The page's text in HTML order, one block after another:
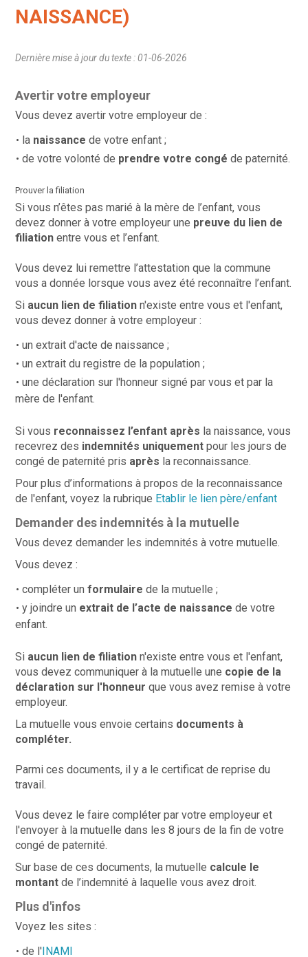
NAISSANCE)
Dernière mise à jour du texte : 01-06-2026
Avertir votre employeur
Vous devez avertir votre employeur de :
la naissance de votre enfant ;
de votre volonté de prendre votre congé de paternité.
Prouver la filiation
Si vous n’êtes pas marié à la mère de l’enfant, vous
devez donner à votre employeur une preuve du lien de
filiation entre vous et l’enfant.
Vous devez lui remettre l’attestation que la commune
vous a donnée lorsque vous avez été reconnaître l’enfant.
Si aucun lien de filiation n'existe entre vous et l'enfant,
vous devez donner à votre employeur :
un extrait d'acte de naissance ;
un extrait du registre de la population ;
une déclaration sur l'honneur signé par vous et par la
mère de l'enfant.
Si vous reconnaissez l’enfant après la naissance, vous
recevrez des indemnités uniquement pour les jours de
congé de paternité pris après la reconnaissance.
Pour plus d’informations à propos de la reconnaissance
de l'enfant, voyez la rubrique Etablir le lien père/enfant
Demander des indemnités à la mutuelle
Vous devez demander les indemnités à votre mutuelle.
Vous devez :
compléter unformulaire de la mutuelle ;
y joindre un extrait de l’acte de naissancede votre
enfant.
Si aucun lien de filiation n'existe entre vous et l'enfant,
vous devez communiquer à la mutuelle une copie de la
déclaration sur l'honneur que vous avez remise à votre
employeur.
La mutuelle vous envoie certains documents à
compléter.
Parmi ces documents, il y a le certificat de reprise du
travail.
Vous devez le faire compléter par votre employeur et
l'envoyer à la mutuelle dans les 8 jours de la fin de votre
congé de paternité.
Sur base de ces documents, la mutuelle calcule le
montantde l’indemnité à laquelle vous avez droit.
Plus d'infos
Voyez les sites :
de l'INAMI